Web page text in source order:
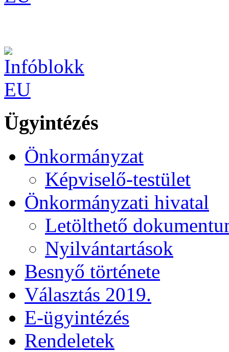
Ügyintézés
Önkormányzat
Képviselő-testület
Önkormányzati hivatal
Letölthető
Nyilvántartások
Besnyő története
Választás 2019.
E-ügyintézés
Rendeletek